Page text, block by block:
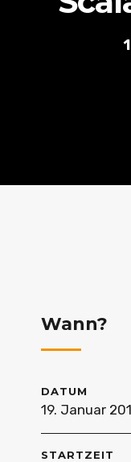
Wann?
DATUM
19. Januar
STARTZEIT